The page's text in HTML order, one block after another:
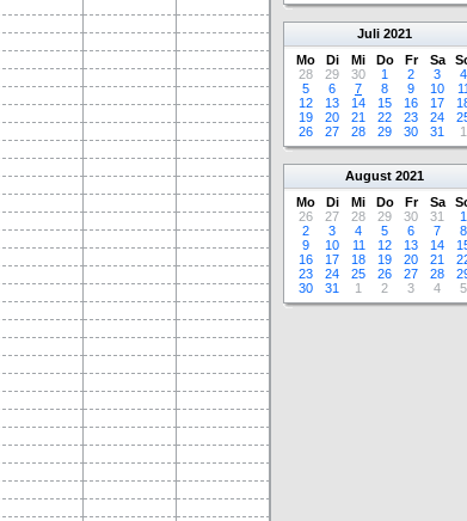
Juli 2021
Mo
Di Mi Do Fr Sa
28
29 30 1 2 3
4
5
6 7 8 9 10
11
12
13 14 15 16 17
19
20 21 22 23 24
26
27 28 29 30 31 1
August 2021
Mo
Di Mi Do Fr Sa
26
27 28 29 30 31
1
2
3 4 5 6 7
8
9
10 11 12 13 14
16
17 18 19 20 21
23
24 25 26 27 28
30
31 1 2 3 4 5